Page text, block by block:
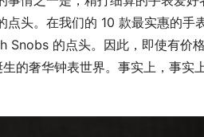
头。在我们的 10 款最实惠的手
的点头。因此，即使有价
的奢华钟表世界。事实上，事实